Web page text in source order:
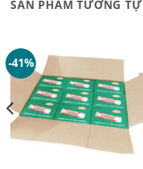
SẢN PHẨM TƯƠNG TỰ
-41%